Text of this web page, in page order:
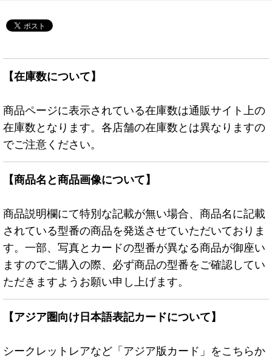
【在庫数について】
商品ページに表示されている在庫数は通販サイト上の
在庫数となります。各店舗の在庫数とは異なりますの
でご注意ください。
【商品名と商品画像について】
商品説明欄にて特別な記載が無い場合、商品名に記載
されている型番の商品を発送させていただいておりま
す。一部、写真とカードの型番が異なる商品が御座い
ますのでご購入の際、必ず商品の型番をご確認してい
ただきますようお願い申し上げます。
【アジア圏向け日本語表記カードについて】
シークレットレアなど「アジア版カード」をこちらか